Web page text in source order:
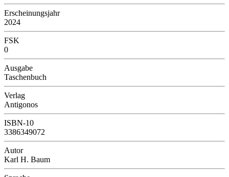
Erscheinungsjahr
2024
FSK
0
Ausgabe
Taschenbuch
Verlag
Antigonos
ISBN-10
3386349072
Autor
Karl H. Baum